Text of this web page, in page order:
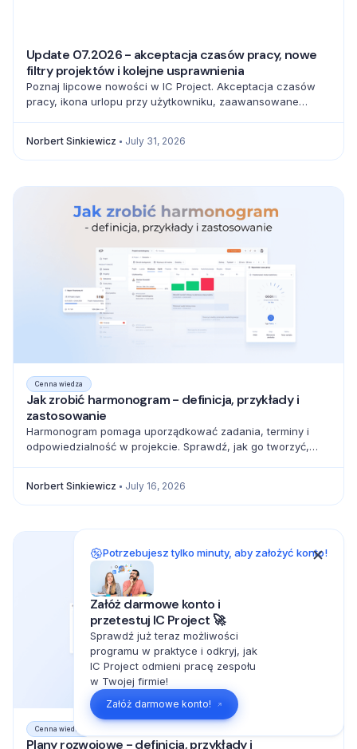
Update 07.2026 - akceptacja czasów pracy, nowe
filtry projektów i kolejne usprawnienia
Poznaj lipcowe nowości w IC Project. Akceptacja czasów
pracy, ikona urlopu przy użytkowniku, zaawansowane
Norbert Sinkiewicz July 31, 2026
Cenna wiedza
Jak zrobić harmonogram - definicja, przykłady i
zastosowanie
Harmonogram pomaga uporządkować zadania, terminy i
odpowiedzialność w projekcie. Sprawdź, jak go tworzyć,
Norbert Sinkiewicz July 16, 2026
Cenna wiedza
Plany rozwojowe - definicja, przykłady i
Potrzebujesz tylko minuty, aby założyć konto!
Załóż darmowe konto i
przetestuj IC Project 🚀
Sprawdź już teraz możliwości
programu w praktyce i odkryj, jak
IC Project odmieni pracę zespołu
w Twojej firmie!
Załóż darmowe konto!